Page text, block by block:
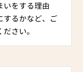
いをする理由
するかなど、ご
さい。